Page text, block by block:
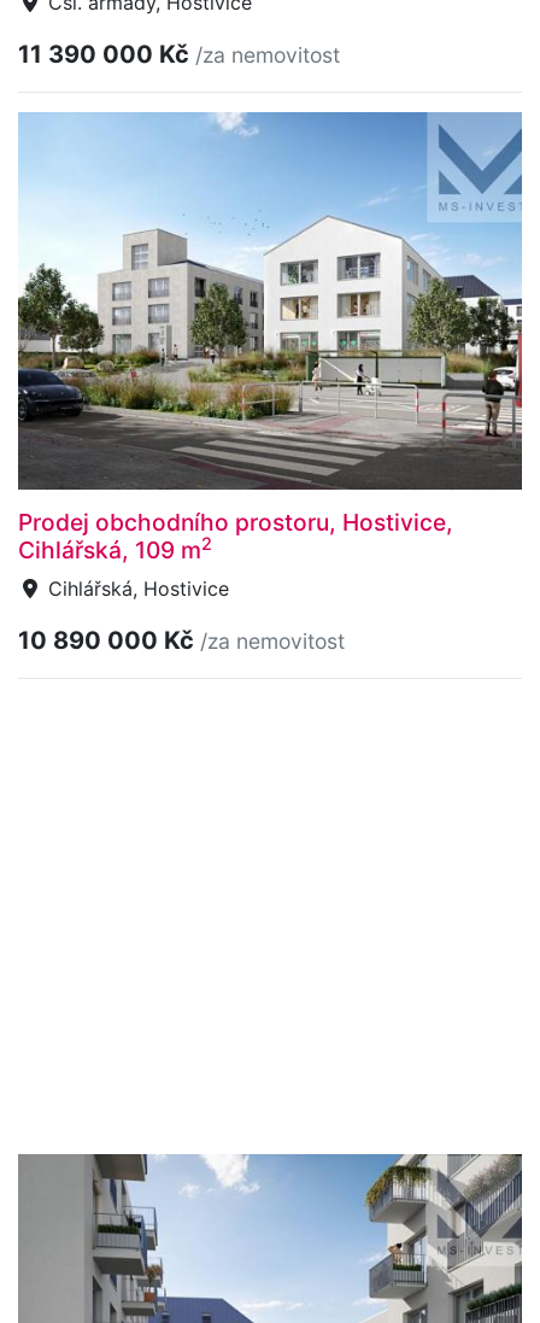
11 390 000 Kč /za nemovitost
Prodej obchodního prostoru, Hostivice,
Cihlářská, 109 m2
Cihlářská, Hostivice
10 890 000 Kč /za nemovitost